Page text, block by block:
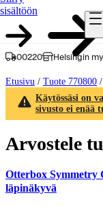
sisältöön
00220 Helsingin
Etusivu / Tuote 770800 /
Käytössäsi on
sivusto ei enää
Arvostele
Otterbox Symmetry
läpinäkyvä